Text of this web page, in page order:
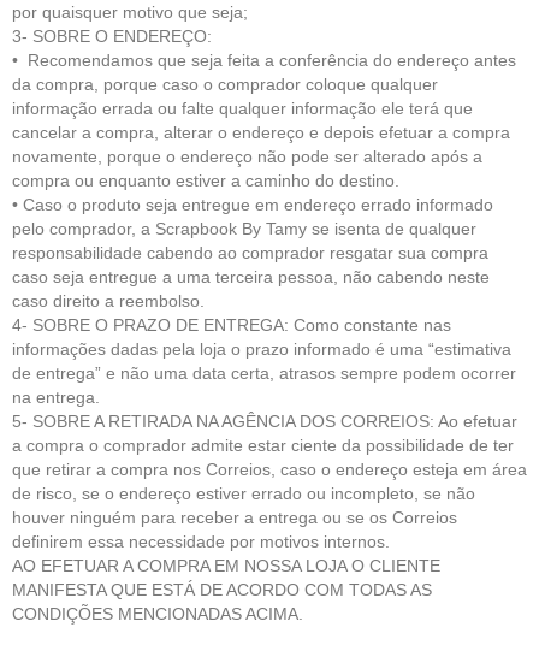
por quaisquer motivo que seja;
3- SOBRE O ENDEREÇO:
• Recomendamos que seja feita a conferência do endereço antes
da compra, porque caso o comprador coloque qualquer
informação errada ou falte qualquer informação ele terá que
cancelar a compra, alterar o endereço e depois efetuar a compra
novamente, porque o endereço não pode ser alterado após a
compra ou enquanto estiver a caminho do destino.
• Caso o produto seja entregue em endereço errado informado
pelo comprador, a Scrapbook By Tamy se isenta de qualquer
responsabilidade cabendo ao comprador resgatar sua compra
caso seja entregue a uma terceira pessoa, não cabendo neste
caso direito a reembolso.
4- SOBRE O PRAZO DE ENTREGA: Como constante nas
informações dadas pela loja o prazo informado é uma “estimativa
de entrega” e não uma data certa, atrasos sempre podem ocorrer
na entrega.
5- SOBRE A RETIRADA NA AGÊNCIA DOS CORREIOS: Ao efetuar
a compra o comprador admite estar ciente da possibilidade de ter
que retirar a compra nos Correios, caso o endereço esteja em área
de risco, se o endereço estiver errado ou incompleto, se não
houver ninguém para receber a entrega ou se os Correios
definirem essa necessidade por motivos internos.
AO EFETUAR A COMPRA EM NOSSA LOJA O CLIENTE
MANIFESTA QUE ESTÁ DE ACORDO COM TODAS AS
CONDIÇÕES MENCIONADAS ACIMA.